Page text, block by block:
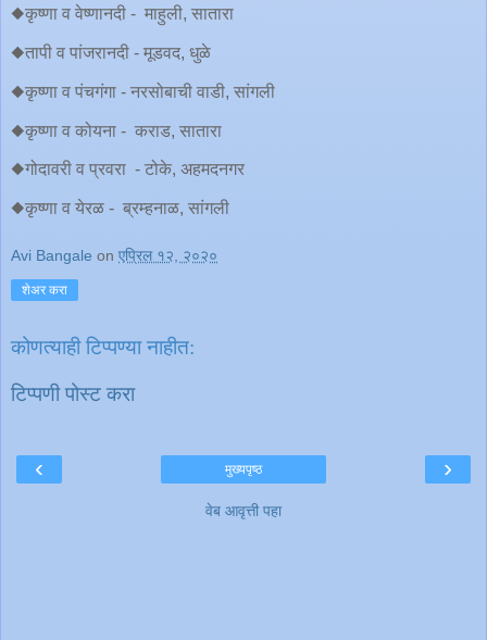
◆कृष्णा व वेष्णानदी - माहुली, सातारा
◆तापी व पांजरानदी - मूडवद, धुळे
◆कृष्णा व पंचगंगा - नरसोबाची वाडी, सांगली
◆कृष्णा व कोयना - कराड, सातारा
◆गोदावरी व प्रवरा - टोके, अहमदनगर
◆कृष्णा व येरळ - ब्रम्हनाळ, सांगली
Avi Bangale on एप्रिल १२, २०२०
शेअर करा
कोणत्याही टिप्पण्‍या नाहीत:
टिप्पणी पोस्ट करा
‹ ›
मुख्यपृष्ठ
वेब आवृत्ती पहा